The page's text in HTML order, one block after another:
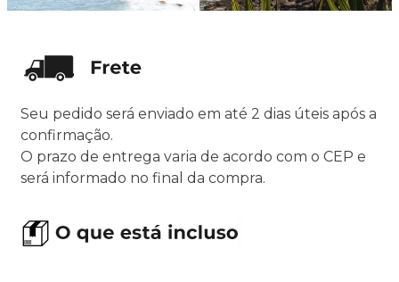
Seu pedido será enviado em até 2 dias úteis após a
confirmação.
O prazo de entrega varia de acordo com o CEP e
será informado no final da compra.